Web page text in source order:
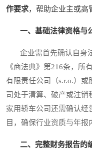
作要求，帮助企业主或高
一、基础法律资格与
企业需首先确认自身法
《商法典》第216条，所
有限责任公司（s.r.o.）
司处于清算、破产或注销
家用轿车公司还需确认经
目，确保行业资质与年报
二、完整财务报告的